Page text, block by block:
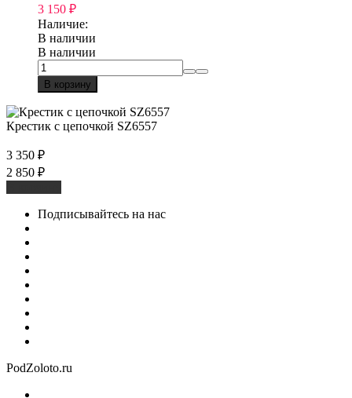
3 150 ₽
Наличие:
В наличии
В наличии
В корзину
Крестик с цепочкой SZ6557
3 350 ₽
2 850 ₽
Подписывайтесь на нас
PodZoloto.ru